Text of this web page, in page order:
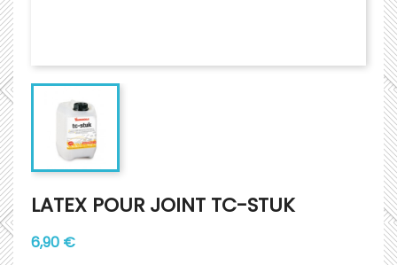
LATEX POUR JOINT TC-STUK
6,90 €